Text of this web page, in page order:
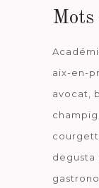
Mots
aix-en-
avocat
degusta